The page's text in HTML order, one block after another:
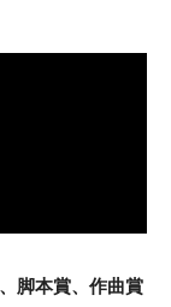
脚本賞、作曲賞